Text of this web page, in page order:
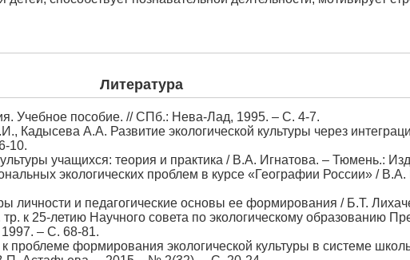
Литература
Учебное пособие. // СПб.: Нева-Лад, 1995. – С. 4-7.
Кадысева А.А. Развитие экологической культуры через
10.
учащихся: теория и практика / В.А. Игнатова. – Тюмень.:
экологических проблем в курсе «Географии России» /
личности и педагогические основы ее формирования / Б.Т.
к 25-летию Научного совета по экологическому образованию
– С. 68-81.
проблеме формирования экологической культуры в системе